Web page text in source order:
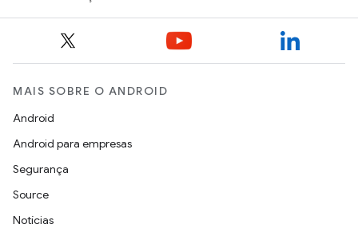
MAIS SOBRE O ANDROID
Android
Android para empresas
Segurança
Source
Notícias